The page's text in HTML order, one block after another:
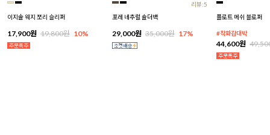
이지솔 웨지 쪼리 슬리퍼
17,900원 19,800원 10%
리뷰:5
포레 네추럴 숄더백
29,000원 35,000원 17%
플로트 메쉬 블로퍼
#착화감대박
44,600원